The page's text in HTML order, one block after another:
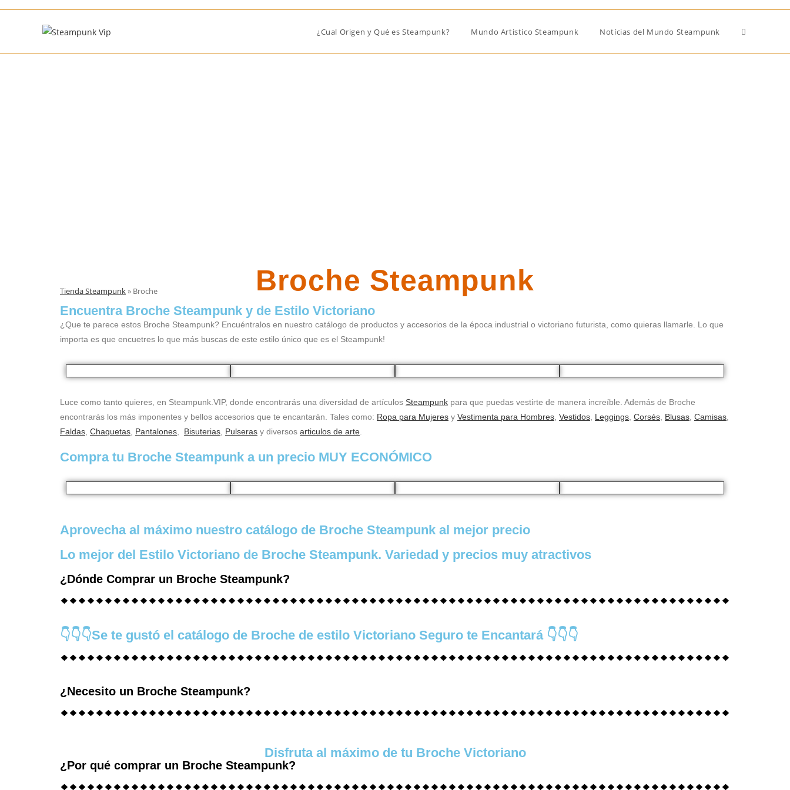
¿Cual Origen y Qué es Steampunk? Mundo Artistico Steampunk Notícias del Mundo Steampunk
Broche Steampunk
Tienda Steampunk» Broche
Encuentra Broche Steampunk y de Estilo Victoriano
¿Que te parece estos Broche Steampunk? Encuéntralos en nuestro catálogo de productos y accesorios de la época industrial o victoriano futurista, como quieras llamarle. Lo que
importa es que encuetres lo que más buscas de este estilo único que es el Steampunk!
Luce como tanto quieres, en Steampunk.VIP, donde encontrarás una diversidad de artículos Steampunk para que puedas vestirte de manera increíble. Además de Broche
encontrarás los más imponentes y bellos accesorios que te encantarán. Tales como: Ropa para Mujeres y Vestimenta para Hombres Vestidos Leggings Corsés Blusas Camisas
Faldas Chaquetas Pantalones Bisuterias Pulseras y diversos articulos de arte
Compra tu Broche Steampunk a un precio MUY ECONÓMICO
Aprovecha al máximo nuestro catálogo de Broche Steampunk al mejor precio
Lo mejor del Estilo Victoriano de Broche Steampunk. Variedad y precios muy atractivos
¿Dónde Comprar un Broche Steampunk?
👇👇👇Se te gustó el catálogo de Broche de estilo Victoriano Seguro te Encantará 👇👇👇
¿Necesito un Broche Steampunk?
Disfruta al máximo de tu Broche Victoriano
¿Por qué comprar un Broche Steampunk?